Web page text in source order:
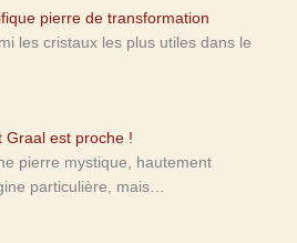
pierre de transformation
les cristaux les plus utiles dans le
Graal est proche !
pierre mystique, hautement
particulière, mais…